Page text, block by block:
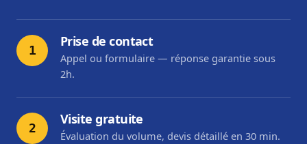
1
Prise de contact
Appel ou formulaire — réponse garantie sous
2h.
2
Visite gratuite
Évaluation du volume, devis détaillé en 30 min.